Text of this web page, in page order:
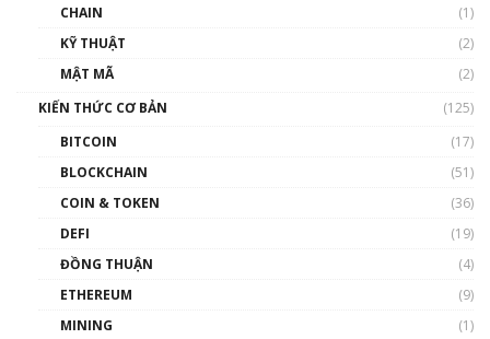
00:43:47
như thể nào?
00:39:31
Phổ cập Blockchain
CHAIN
(1)
KỸ THUẬT
(2)
MẬT MÃ
(2)
KIẾN THỨC CƠ BẢN
(125)
BITCOIN
(17)
BLOCKCHAIN
(51)
COIN & TOKEN
(36)
DEFI
(19)
ĐỒNG THUẬN
(4)
ETHEREUM
(9)
MINING
(1)